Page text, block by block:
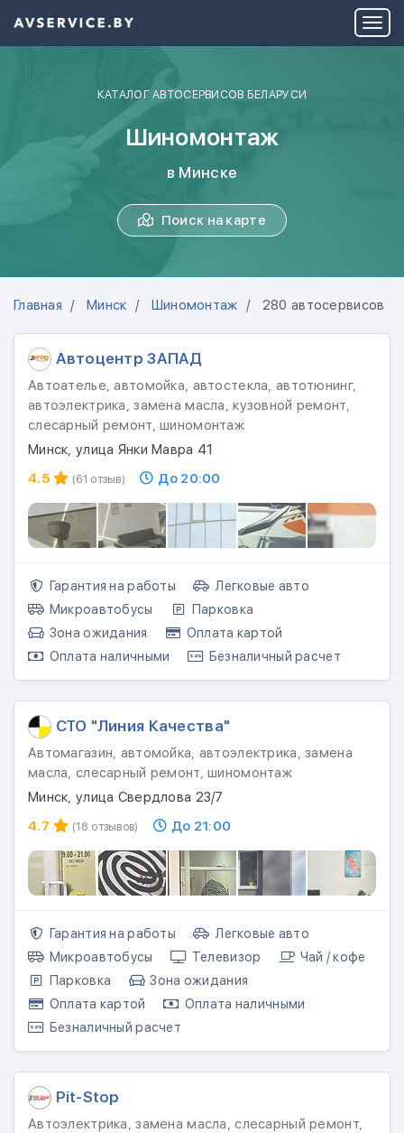
КАТАЛОГ АВТОСЕРВИСОВ БЕЛАРУСИ
Шиномонтаж
в Минске
Поиск на карте
Главная Минск Шиномонтаж 280 автосервисов
Автоцентр ЗАПАД
Автоателье, автомойка, автостекла, автотюнинг,
автоэлектрика, замена масла, кузовной ремонт,
слесарный ремонт, шиномонтаж
Минск, улица Янки Мавра 41
4.5
(61 отзыв) До 20:00
Гарантия на работы
Легковые авто
Микроавтобусы
Парковка
Зона ожидания
Оплата картой
Оплата наличными
Безналичный расчет
СТО "Линия Качества"
Автомагазин, автомойка, автоэлектрика, замена
масла, слесарный ремонт, шиномонтаж
Минск, улица Свердлова 23/7
4.7
(18 отзывов) До 21:00
Гарантия на работы
Легковые авто
Микроавтобусы
Телевизор
Чай / кофе
Парковка
Зона ожидания
Оплата картой
Оплата наличными
Безналичный расчет
Pit-Stop
Автоэлектрика, замена масла, слесарный ремонт,